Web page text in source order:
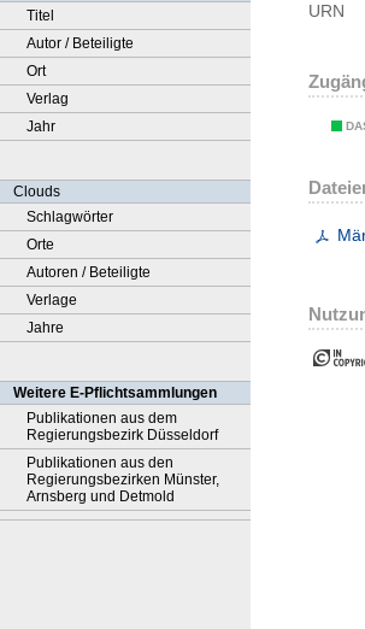
Titel
Autor / Beteiligte
Ort
Verlag
Jahr
Clouds
Schlagwörter
Orte
Autoren / Beteiligte
Verlage
Jahre
Weitere E-Pflichtsammlungen
Publikationen aus dem
Regierungsbezirk Düsseldorf
Publikationen aus den
Regierungsbezirken Münster,
Arnsberg und Detmold
URN